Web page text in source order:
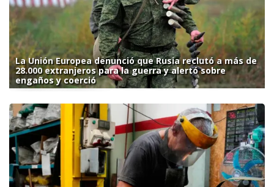
La Unión Europea denunció que Rusia reclutó a más de
28.000 extranjeros para la guerra y alertó sobre
engaños y coerció